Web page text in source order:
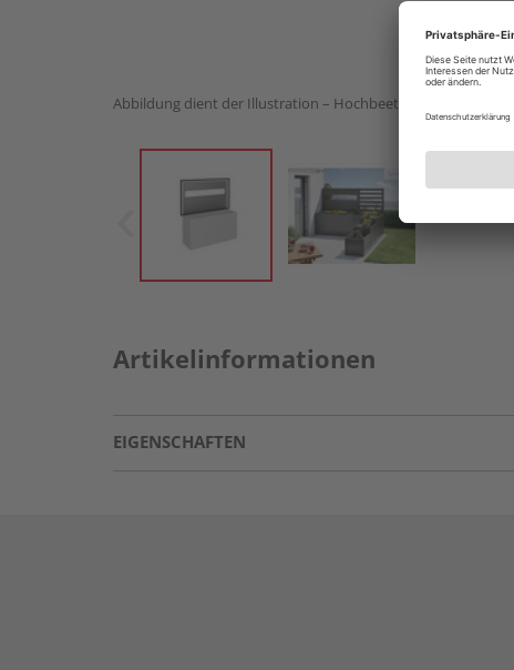
Abbildung dient der Illustration – Hochbeet nicht im
Artikelinformationen
EIGENSCHAFTEN